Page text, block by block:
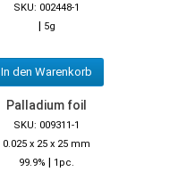
SKU: 002448-1
| 5g
In den Warenkorb
Palladium foil
SKU: 009311-1
0.025 x 25 x 25 mm
99.9% | 1pc.